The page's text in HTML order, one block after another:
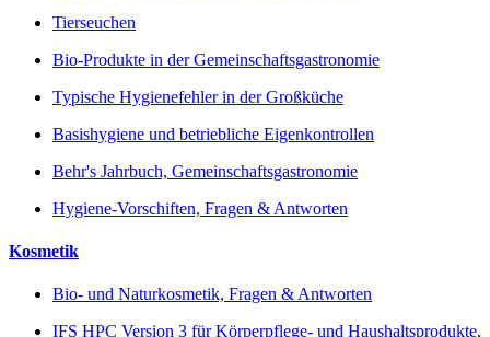
Tierseuchen
Bio-Produkte in der Gemeinschaftsgastronomie
Typische Hygienefehler in der Großküche
Basishygiene und betriebliche Eigenkontrollen
Behr's Jahrbuch, Gemeinschaftsgastronomie
Hygiene-Vorschiften, Fragen & Antworten
Kosmetik
Bio- und Naturkosmetik, Fragen & Antworten
IFS HPC Version 3 für Körperpflege- und Haushaltsprodukte,